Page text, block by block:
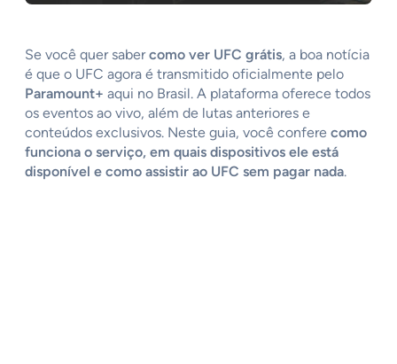
Se você quer sabercomo ver UFC grátis, a boa notícia
é que o UFC agora é transmitido oficialmente pelo
Paramount+ aqui no Brasil. A plataforma oferece todos
os eventos ao vivo, além de lutas anteriores e
conteúdos exclusivos. Neste guia, você confere como
funciona o serviço, em quais dispositivos ele está
disponível e como assistir ao UFC sem pagar nada.